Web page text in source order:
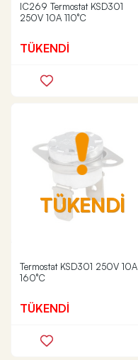
IC269 Termostat KSD301
250V 10A 110°C
TÜKENDİ
TÜKENDİ
Termostat KSD301 250V 10A
160°C
TÜKENDİ